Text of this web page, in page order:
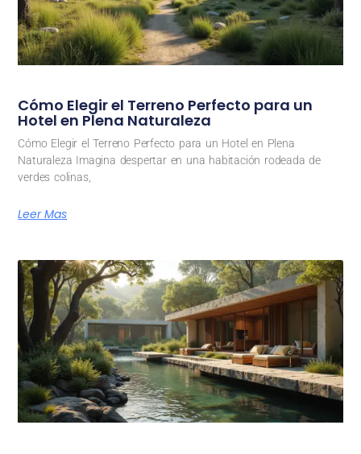
Cómo Elegir el Terreno Perfecto para un
Hotel en Plena Naturaleza
Cómo Elegir el Terreno Perfecto para un Hotel en Plena
Naturaleza Imagina despertar en una habitación rodeada de
verdes colinas,
Leer Mas